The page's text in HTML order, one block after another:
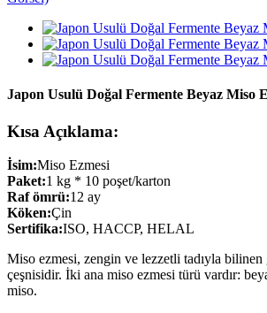
Japon Usulü Doğal Fermente Beyaz Miso
Kısa Açıklama:
İsim:Miso Ezmesi
Paket:1 kg * 10 poşet/karton
Raf ömrü:12 ay
Köken:Çin
Sertifika:ISO, HACCP, HELAL
Miso ezmesi, zengin ve lezzetli tadıyla bilinen
çeşnisidir. İki ana miso ezmesi türü vardır:
miso.